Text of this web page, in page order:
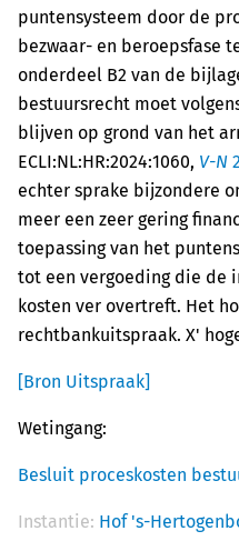
puntensysteem door de
bezwaar- en beroepsfase
onderdeel B2 van de
bestuursrecht moet
blijven op grond van het
ECLI:NL:HR:2024:1060, V-N
echter sprake bijzondere
meer een zeer gering
toepassing van het
tot een vergoeding die de
kosten ver overtreft. Het
rechtbankuitspraak. X'
[Bron Uitspraak]
Wetingang:
Besluit proceskosten
Instantie: Hof 's-